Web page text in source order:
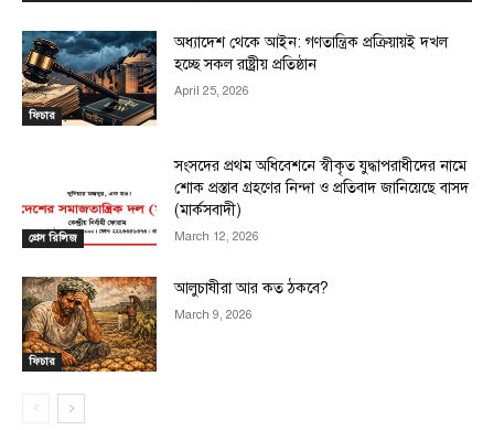
ফিচার
অধ্যাদেশ থেকে আইন: গণতান্ত্রিক প্রক্রিয়ায়ই দখল
হচ্ছে সকল রাষ্ট্রীয় প্রতিষ্ঠান
April 25, 2026
প্রেস রিলিজ
সংসদের প্রথম অধিবেশনে স্বীকৃত যুদ্ধাপরাধীদের নামে
শোক প্রস্তাব গ্রহণের নিন্দা ও প্রতিবাদ জানিয়েছে বাসদ
(মার্কসবাদী)
March 12, 2026
ফিচার
আলুচাষীরা আর কত ঠকবে?
March 9, 2026